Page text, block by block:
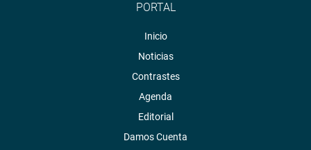
PORTAL
Inicio
Noticias
Contrastes
Agenda
Editorial
Damos Cuenta